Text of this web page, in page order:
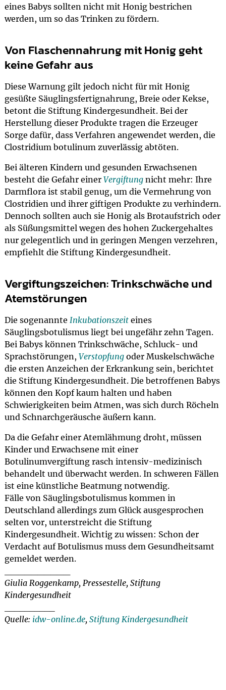
eines Babys sollten nicht mit Honig bestrichen
werden, um so das Trinken zu fördern.
Von Flaschennahrung mit Honig geht
keine Gefahr aus
Diese Warnung gilt jedoch nicht für mit Honig
gesüßte Säuglingsfertignahrung, Breie oder Kekse,
betont die Stiftung Kindergesundheit. Bei der
Herstellung dieser Produkte tragen die Erzeuger
Sorge dafür, dass Verfahren angewendet werden, die
Clostridium botulinum zuverlässig abtöten.
Bei älteren Kindern und gesunden Erwachsenen
besteht die Gefahr einer Vergiftungnicht mehr: Ihre
Darmflora ist stabil genug, um die Vermehrung von
Clostridien und ihrer giftigen Produkte zu verhindern.
Dennoch sollten auch sie Honig als Brotaufstrich oder
als Süßungsmittel wegen des hohen Zuckergehaltes
nur gelegentlich und in geringen Mengen verzehren,
empfiehlt die Stiftung Kindergesundheit.
Vergiftungszeichen: Trinkschwäche und
Atemstörungen
Die sogenannte Inkubationszeiteines
Säuglingsbotulismus liegt bei ungefähr zehn Tagen.
Bei Babys können Trinkschwäche, Schluck- und
Sprachstörungen, Verstopfungoder Muskelschwäche
die ersten Anzeichen der Erkrankung sein, berichtet
die Stiftung Kindergesundheit. Die betroffenen Babys
können den Kopf kaum halten und haben
Schwierigkeiten beim Atmen, was sich durch Röcheln
und Schnarchgeräusche äußern kann.
Da die Gefahr einer Atemlähmung droht, müssen
Kinder und Erwachsene mit einer
Botulinumvergiftung rasch intensiv-medizinisch
behandelt und überwacht werden. In schweren Fällen
ist eine künstliche Beatmung notwendig.
Fälle von Säuglingsbotulismus kommen in
Deutschland allerdings zum Glück ausgesprochen
selten vor, unterstreicht die Stiftung
Kindergesundheit. Wichtig zu wissen: Schon der
Verdacht auf Botulismus muss dem Gesundheitsamt
gemeldet werden.
Giulia Roggenkamp, Pressestelle, Stiftung
Kindergesundheit
Quelle:idw-online.de, Stiftung Kindergesundheit